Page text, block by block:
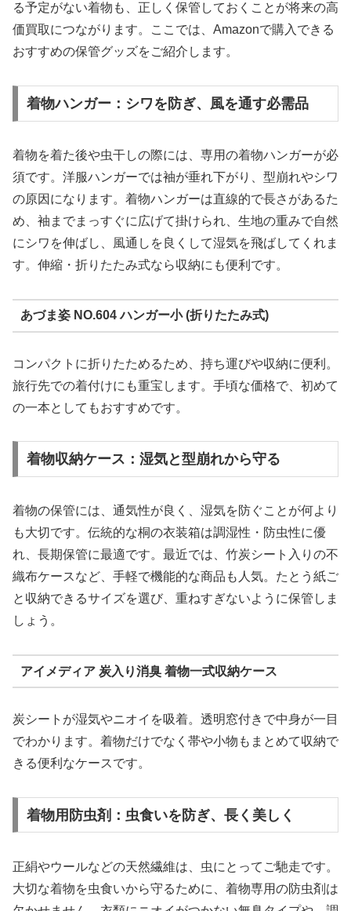
る予定がない着物も、正しく保管しておくことが将来の高
価買取につながります。ここでは、Amazonで購入できる
おすすめの保管グッズをご紹介します。
着物ハンガー：シワを防ぎ、風を通す必需品
着物を着た後や虫干しの際には、専用の着物ハンガーが必
須です。洋服ハンガーでは袖が垂れ下がり、型崩れやシワ
の原因になります。着物ハンガーは直線的で長さがあるた
め、袖までまっすぐに広げて掛けられ、生地の重みで自然
にシワを伸ばし、風通しを良くして湿気を飛ばしてくれま
す。伸縮・折りたたみ式なら収納にも便利です。
あづま姿 NO.604 ハンガー小 (折りたたみ式)
コンパクトに折りたためるため、持ち運びや収納に便利。
旅行先での着付けにも重宝します。手頃な価格で、初めて
の一本としてもおすすめです。
着物収納ケース：湿気と型崩れから守る
着物の保管には、通気性が良く、湿気を防ぐことが何より
も大切です。伝統的な桐の衣装箱は調湿性・防虫性に優
れ、長期保管に最適です。最近では、竹炭シート入りの不
織布ケースなど、手軽で機能的な商品も人気。たとう紙ご
と収納できるサイズを選び、重ねすぎないように保管しま
しょう。
アイメディア 炭入り消臭 着物一式収納ケース
炭シートが湿気やニオイを吸着。透明窓付きで中身が一目
でわかります。着物だけでなく帯や小物もまとめて収納で
きる便利なケースです。
着物用防虫剤：虫食いを防ぎ、長く美しく
正絹やウールなどの天然繊維は、虫にとってご馳走です。
大切な着物を虫食いから守るために、着物専用の防虫剤は